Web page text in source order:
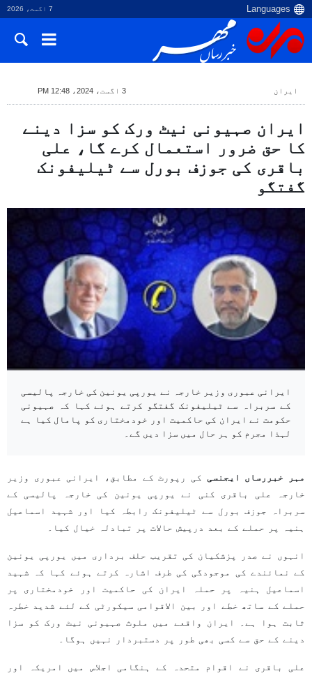
7 اگست، 2026
ایران 3 اگست، 2024، 12:48 PM
ایران صہیونی نیٹ ورک کو سزا دینے
کا حق ضرور استعمال کرے گا، علی
باقری کی جوزف بورل سے ٹیلیفونک
گفتگو
ایرانی عبوری وزیر خارجہ نے یورپی یونین کی خارجہ پالیسی
کے سربراہ سے ٹیلیفونک گفتگو کرتے ہوئے کہا کہ صہیونی
حکومت نے ایران کی حاکمیت اور خودمختاری کو پامال کیا ہے
لہذا مجرم کو ہر حال میں سزا دیں گے۔
مہر خبررساں ایجنسی کی رپورٹ کے مطابق، ایرانی عبوری وزیر
خارجہ علی باقری کنی نے یورپی یونین کی خارجہ پالیسی کے
سربراہ جوزف بورل سے ٹیلیفونک رابطہ کیا اور شہید اسماعیل
ہنیہ پر حملے کے بعد درپیش حالات پر تبادلہ خیال کیا۔
انہوں نے صدر پزشکیان کی تقریب حلف برداری میں یورپی یونین
کے نمائندے کی موجودگی کی طرف اشارہ کرتے ہوئے کہا کہ شہید
اسماعیل ہنیہ پر حملہ ایران کی حاکمیت اور خودمختاری پر
حملے کے ساتھ خطے اور بین الاقوامی سیکورٹی کے لئے شدید خطرہ
ثابت ہوا ہے۔ ایران واقعے میں ملوث صہیونی نیٹ ورک کو سزا
دینے کے حق سے کسی بھی طور پر دستبردار نہیں ہوگا۔
علی باقری نے اقوام متحدہ کے ہنگامی اجلاس میں امریکہ اور